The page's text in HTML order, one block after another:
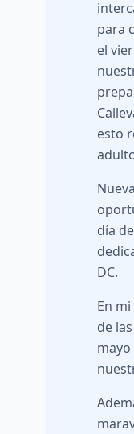
para
el
esto
día
DC.
En
de
mayo